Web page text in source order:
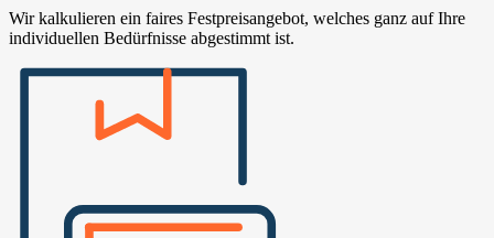
Wir kalkulieren ein faires Festpreisangebot, welches ganz auf Ihre
individuellen Bedürfnisse abgestimmt ist.